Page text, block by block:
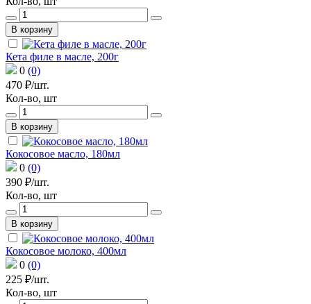
В корзину
Кета филе в масле, 200г
0 (0)
470 ₽/шт.
Кол-во, шт
В корзину
Кокосовое масло, 180мл
0 (0)
390 ₽/шт.
Кол-во, шт
В корзину
Кокосовое молоко, 400мл
0 (0)
225 ₽/шт.
Кол-во, шт